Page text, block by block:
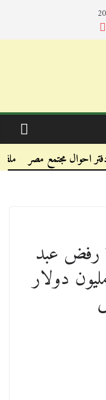
احوال مجتمع مصر
رفض عبد
هديه شخصية 4 مليون دولار